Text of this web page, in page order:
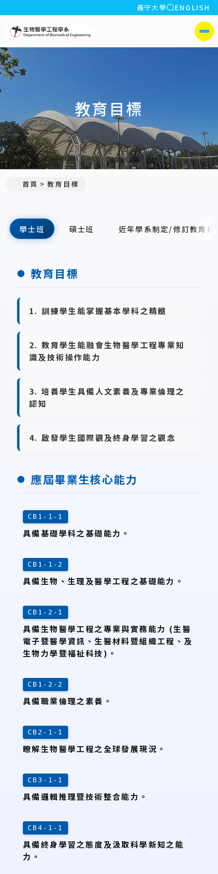
:::
義守大學 全站搜索
ENGLISH
側選單
教育目標
首頁 教育目標
學士班 碩士班 近年學系制定/修訂教育目
教育目標
1. 訓練學生能掌握基本學科之精髓
2. 教育學生能融會生物醫學工程專業知
識及技術操作能力
3. 培養學生具備人文素養及專業倫理之
認知
4. 啟發學生國際觀及終身學習之觀念
應屆畢業生核心能力
CB1-1-1
具備基礎學科之基礎能力。
CB1-1-2
具備生物、生理及醫學工程之基礎能力。
CB1-2-1
具備生物醫學工程之專業與實務能力 (生醫
電子暨醫學資訊、生醫材料暨組織工程、及
生物力學暨福祉科技)。
CB1-2-2
具備職業倫理之素養。
CB2-1-1
瞭解生物醫學工程之全球發展現況。
CB3-1-1
具備邏輯推理暨技術整合能力。
CB4-1-1
具備終身學習之態度及汲取科學新知之能
力。